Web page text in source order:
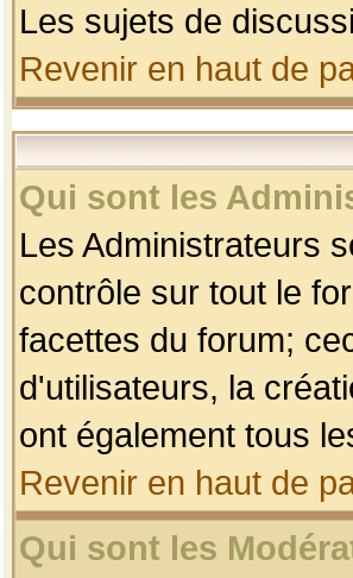
Les sujets de
Revenir en haut de
Qui sont les
Les Administrateurs
contrôle sur tout le
facettes du forum;
d'utilisateurs, la
ont également tous
Revenir en haut de
Qui sont les